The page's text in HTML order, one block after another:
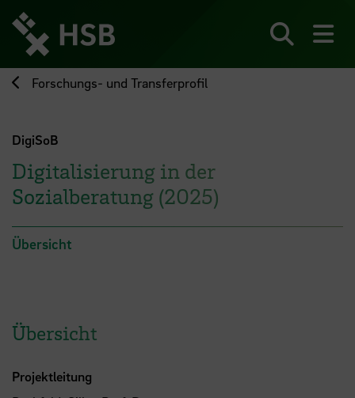
zum
Seiteninhalt
springen
Forschungs- und Transferprofil
DigiSoB
Digitalisierung in der
Sozialberatung (2025)
Übersicht
Übersicht
Projektleitung